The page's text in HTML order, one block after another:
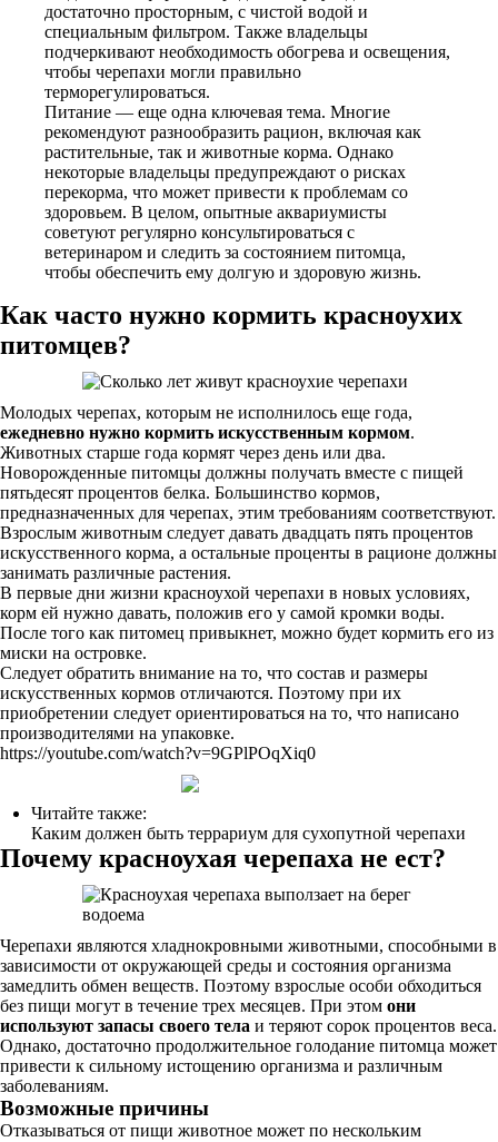
достаточно просторным, с чистой водой и
специальным фильтром. Также владельцы
подчеркивают необходимость обогрева и освещения,
чтобы черепахи могли правильно
терморегулироваться.
Питание — еще одна ключевая тема. Многие
рекомендуют разнообразить рацион, включая как
растительные, так и животные корма. Однако
некоторые владельцы предупреждают о рисках
перекорма, что может привести к проблемам со
здоровьем. В целом, опытные аквариумисты
советуют регулярно консультироваться с
ветеринаром и следить за состоянием питомца,
чтобы обеспечить ему долгую и здоровую жизнь.
Как часто нужно кормить красноухих
питомцев?
Молодых черепах, которым не исполнилось еще года,
ежедневно нужно кормить искусственным кормом.
Животных старше года кормят через день или два.
Новорожденные питомцы должны получать вместе с пищей
пятьдесят процентов белка. Большинство кормов,
предназначенных для черепах, этим требованиям соответствуют.
Взрослым животным следует давать двадцать пять процентов
искусственного корма, а остальные проценты в рационе должны
занимать различные растения.
В первые дни жизни красноухой черепахи в новых условиях,
корм ей нужно давать, положив его у самой кромки воды.
После того как питомец привыкнет, можно будет кормить его из
миски на островке.
Следует обратить внимание на то, что состав и размеры
искусственных кормов отличаются. Поэтому при их
приобретении следует ориентироваться на то, что написано
производителями на упаковке.
https://youtube.com/watch?v=9GPlPOqXiq0
Читайте также:
Каким должен быть террариум для сухопутной черепахи
Почему красноухая черепаха не ест?
Черепахи являются хладнокровными животными, способными в
зависимости от окружающей среды и состояния организма
замедлить обмен веществ. Поэтому взрослые особи обходиться
без пищи могут в течение трех месяцев. При этом они
используют запасы своего тела и теряют сорок процентов веса.
Однако, достаточно продолжительное голодание питомца может
привести к сильному истощению организма и различным
заболеваниям.
Возможные причины
Отказываться от пищи животное может по нескольким